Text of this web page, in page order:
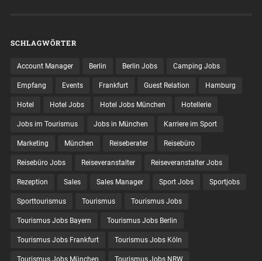
SCHLAGWÖRTER
Account Manager Berlin Berlin Jobs Camping Jobs
Empfang Events Frankfurt Guest Relation Hamburg
Hotel Hotel Jobs Hotel Jobs München Hotellerie
Jobs im Tourismus Jobs in München Karriere im Sport
Marketing München Reiseberater Reisebüro
Reisebüro Jobs Reiseveranstalter Reiseveranstalter Jobs
Rezeption Sales Sales Manager Sport Jobs Sportjobs
Sporttourismus Tourismus Tourismus Jobs
Tourismus Jobs Bayern Tourismus Jobs Berlin
Tourismus Jobs Frankfurt Tourismus Jobs Köln
Tourismus Jobs München Tourismus Jobs NRW